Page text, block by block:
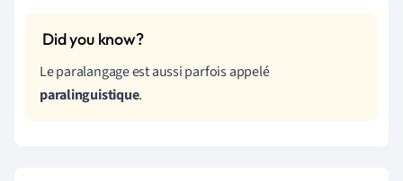
Le paralangage est aussi parfois appelé
paralinguistique.